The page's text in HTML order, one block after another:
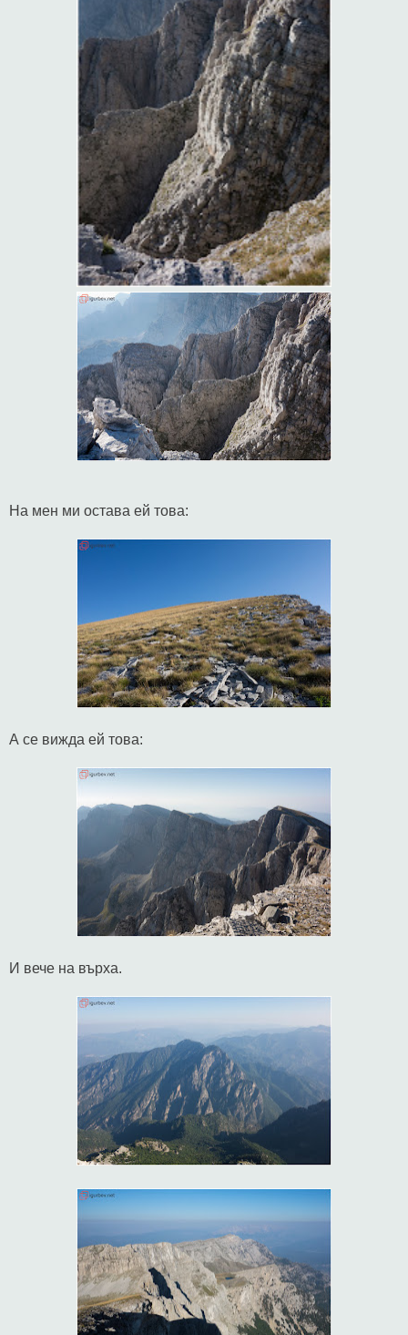
На мен ми остава ей това:
А се вижда ей това:
И вече на върха.